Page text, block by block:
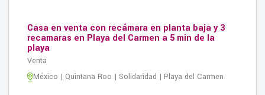
Casa en venta con recámara en planta baja y 3
recamaras en Playa del Carmen a 5 min de la
playa
Venta
México | Quintana Roo | Solidaridad | Playa del Carmen